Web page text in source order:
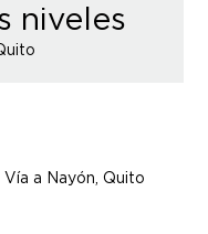
niveles
a Nayón, Quito